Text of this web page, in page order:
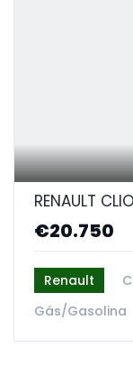
RENAULT
€20.750
Renault
Gás/Gasolina